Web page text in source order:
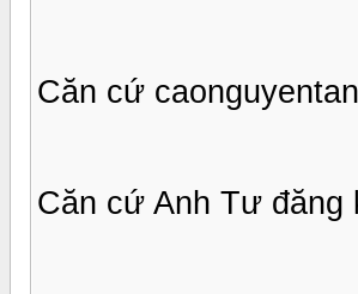
Căn cứ
Căn cứ Anh Tư đăng